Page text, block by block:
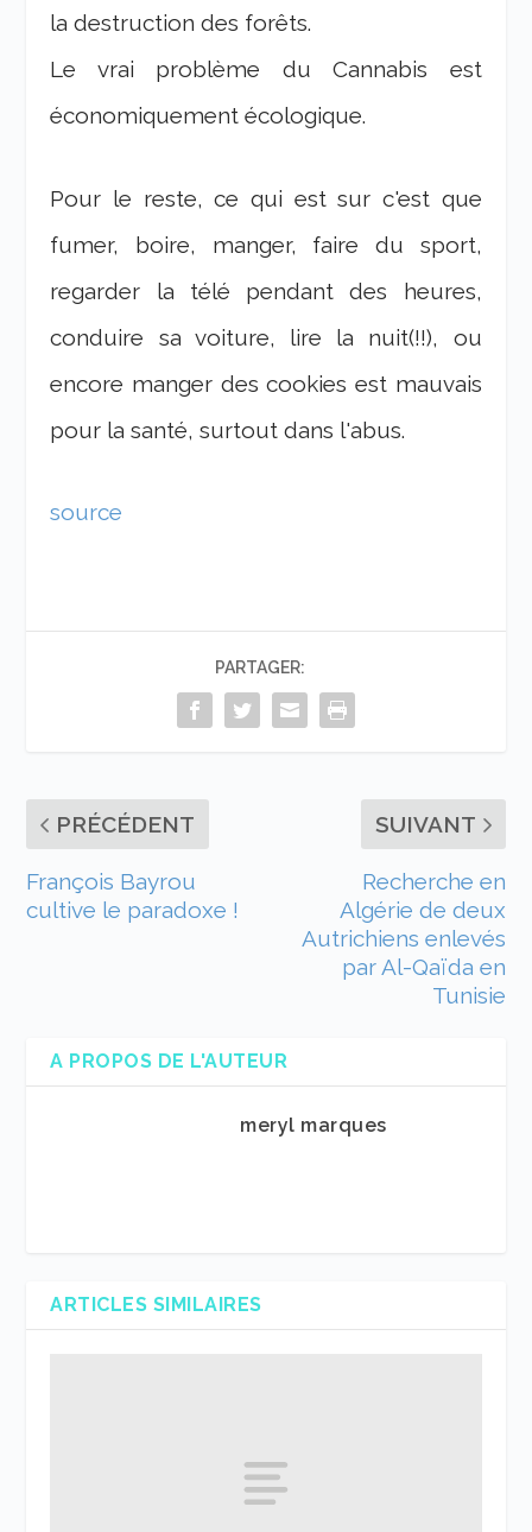
la destruction des forêts.
Le vrai problème du Cannabis est
économiquement écologique.
Pour le reste, ce qui est sur c'est que
fumer, boire, manger, faire du sport,
regarder la télé pendant des heures,
conduire sa voiture, lire la nuit(!!), ou
encore manger des cookies est mauvais
pour la santé, surtout dans l'abus.
source
PARTAGER:
PRÉCÉDENT
François Bayrou
cultive le paradoxe !
SUIVANT
Recherche en
Algérie de deux
Autrichiens enlevés
par Al-Qaïda en
Tunisie
A PROPOS DE L'AUTEUR
meryl marques
ARTICLES SIMILAIRES